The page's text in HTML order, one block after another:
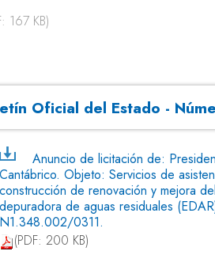
167 KB)
Oficial del Estado -
Anuncio de licitación de:
Cantábrico. Objeto: Servicios de
construcción de renovación y mejora
depuradora de aguas residuales
N1.348.002/0311.
(PDF: 200 KB)